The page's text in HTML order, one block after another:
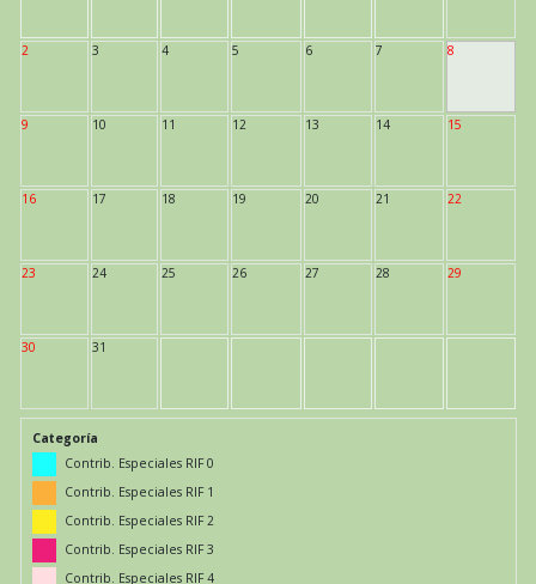
2 3 4 5 6 7 8
9 10 11 12 13 14 15
16 17 18 19 20 21 22
23 24 25 26 27 28 29
30 31
Categoría
Contrib. Especiales RIF 0
Contrib. Especiales RIF 1
Contrib. Especiales RIF 2
Contrib. Especiales RIF 3
Contrib. Especiales RIF 4